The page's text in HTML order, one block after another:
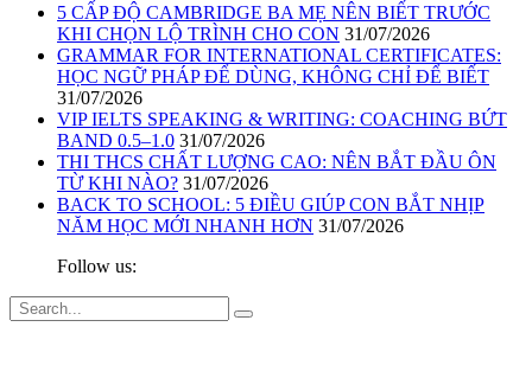
5 CẤP ĐỘ CAMBRIDGE BA MẸ NÊN BIẾT TRƯỚC
KHI CHỌN LỘ TRÌNH CHO CON 31/07/2026
GRAMMAR FOR INTERNATIONAL CERTIFICATES:
HỌC NGỮ PHÁP ĐỂ DÙNG, KHÔNG CHỈ ĐỂ BIẾT
31/07/2026
VIP IELTS SPEAKING & WRITING: COACHING BỨT
BAND 0.5–1.0 31/07/2026
THI THCS CHẤT LƯỢNG CAO: NÊN BẮT ĐẦU ÔN
TỪ KHI NÀO? 31/07/2026
BACK TO SCHOOL: 5 ĐIỀU GIÚP CON BẮT NHỊP
NĂM HỌC MỚI NHANH HƠN 31/07/2026
Follow us: